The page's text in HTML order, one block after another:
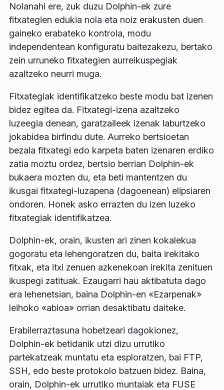
Nolanahi ere, zuk duzu Dolphin-ek zure
fitxategien edukia nola eta noiz erakusten duen
gaineko erabateko kontrola, modu
independentean konfiguratu baitezakezu, bertako
zein urruneko fitxategien aurreikuspegiak
azaltzeko neurri muga.
Fitxategiak identifikatzeko beste modu bat izenen
bidez egitea da. Fitxategi-izena azaltzeko
luzeegia denean, garatzaileek izenak laburtzeko
jokabidea birfindu dute. Aurreko bertsioetan
bezala fitxategi edo karpeta baten izenaren erdiko
zatia moztu ordez, bertsio berrian Dolphin-ek
bukaera mozten du, eta beti mantentzen du
ikusgai fitxategi-luzapena (dagoenean) elipsiaren
ondoren. Honek asko errazten du izen luzeko
fitxategiak identifikatzea.
Dolphin-ek, orain, ikusten ari zinen kokalekua
gogoratu eta lehengoratzen du, baita irekitako
fitxak, eta itxi zenuen azkenekoan irekita zenituen
ikuspegi zatituak. Ezaugarri hau aktibatuta dago
era lehenetsian, baina Dolphin-en «Ezarpenak»
leihoko «abioa» orrian desaktibatu daiteke.
Erabilerraztasuna hobetzeari dagokionez,
Dolphin-ek betidanik utzi dizu urrutiko
partekatzeak muntatu eta esploratzen, bai FTP,
SSH, edo beste protokolo batzuen bidez. Baina,
orain, Dolphin-ek urrutiko muntaiak eta FUSE